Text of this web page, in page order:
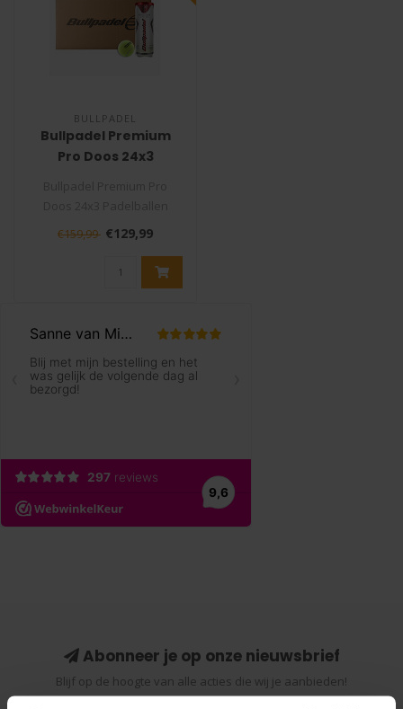
BULLPADEL
Bullpadel Premium
Pro Doos 24x3
Bullpadel is hét merk die
speciaal..
€159,99 €129,99
Abonneer je op onze nieuwsbrief
Blijf op de hoogte van alle acties die wij je aanbieden!